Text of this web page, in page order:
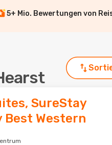
5+ Mio. Bewertungen von
SureStay
Best Western